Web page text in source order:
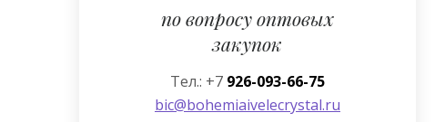
по вопросу оптовых
закупок
Тел.: +7 926-093-66-75
bic@bohemiaivelecrystal.ru